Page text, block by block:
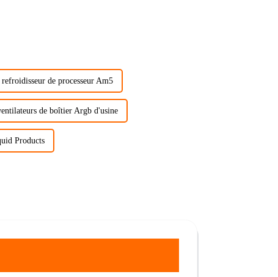
de processeur Am5
de boîtier Argb d'usine
Products